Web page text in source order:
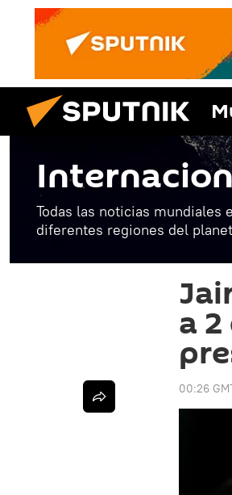
Todas las noticias mundiales
diferentes regiones del
a
00:26